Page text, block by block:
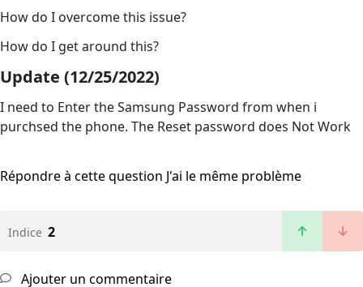
How do I overcome this issue?
How do I get around this?
Update (12/25/2022)
I need to Enter the Samsung Password from when i
purchsed the phone. The Reset password does Not Work
Répondre à cette question J'ai le même problème
Indice 2
Ajouter un commentaire